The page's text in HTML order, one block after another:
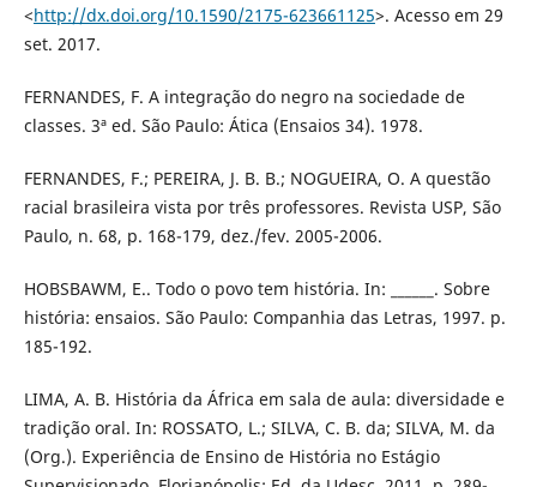
<http://dx.doi.org/10.1590/2175-623661125>. Acesso em 29
set. 2017.
FERNANDES, F. A integração do negro na sociedade de
classes. 3ª ed. São Paulo: Ática (Ensaios 34). 1978.
FERNANDES, F.; PEREIRA, J. B. B.; NOGUEIRA, O. A questão
racial brasileira vista por três professores. Revista USP, São
Paulo, n. 68, p. 168-179, dez./fev. 2005-2006.
HOBSBAWM, E.. Todo o povo tem história. In: ______. Sobre
história: ensaios. São Paulo: Companhia das Letras, 1997. p.
185-192.
LIMA, A. B. História da África em sala de aula: diversidade e
tradição oral. In: ROSSATO, L.; SILVA, C. B. da; SILVA, M. da
(Org.). Experiência de Ensino de História no Estágio